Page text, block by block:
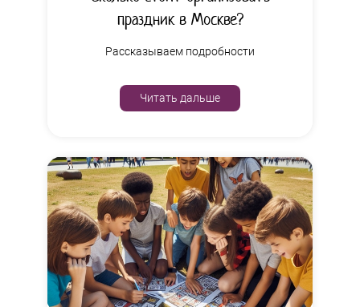
праздник в Москве?
Рассказываем подробности
Читать дальше